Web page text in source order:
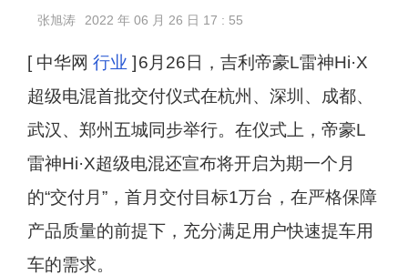
张旭涛 2022 年 06 月 26 日 17 : 55
[ 中华网 行业 ] 6月26日，吉利帝豪L雷神Hi·X
超级电混首批交付仪式在杭州、深圳、成都、
武汉、郑州五城同步举行。在仪式上，帝豪L
雷神Hi·X超级电混还宣布将开启为期一个月
的“交付月”，首月交付目标1万台，在严格保障
产品质量的前提下，充分满足用户快速提车用
车的需求。